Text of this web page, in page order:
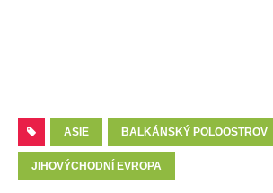
ASIE BALKÁNSKÝ POLOOSTROV
JIHOVÝCHODNÍ EVROPA